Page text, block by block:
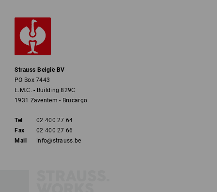
Strauss België BV
PO Box 7443
E.M.C. - Building 829C
1931 Zaventem - Brucargo
Tel
02 400 27 64
Fax
02 400 27 66
Mail
info@strauss.be